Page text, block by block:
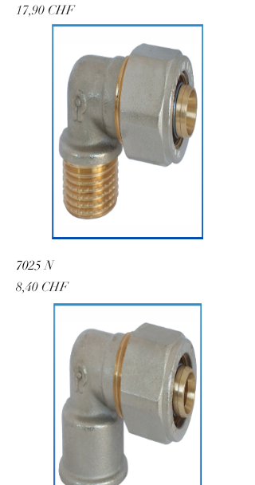
Preis
17,90 CHF
7025 N
Preis
8,40 CHF